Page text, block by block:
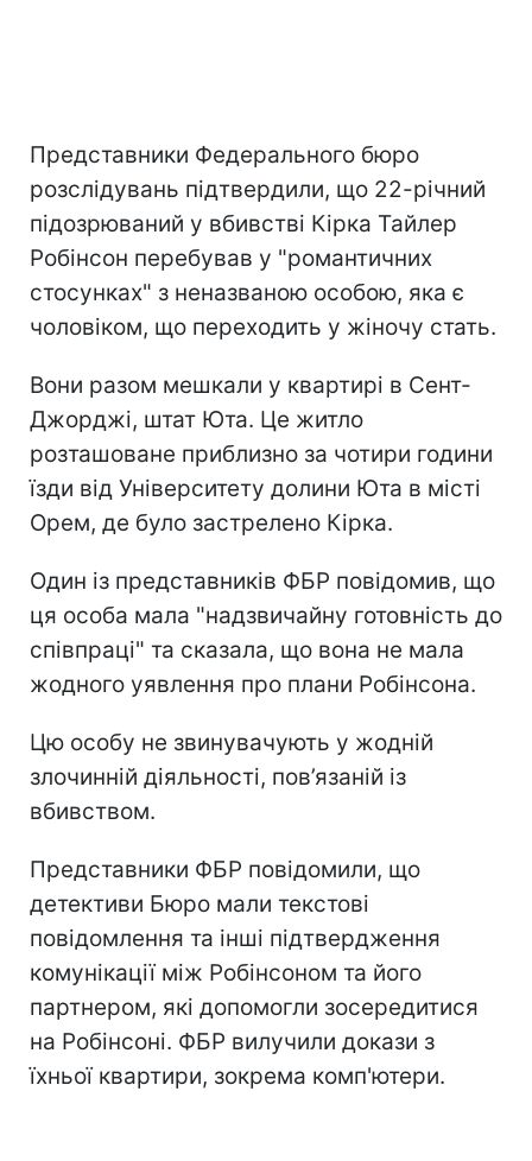
Представники Федерального бюро
розслідувань підтвердили, що 22-річний
підозрюваний у вбивстві Кірка Тайлер
Робінсон перебував у "романтичних
стосунках" з неназваною особою, яка є
чоловіком, що переходить у жіночу стать.
Вони разом мешкали у квартирі в Сент-
Джорджі, штат Юта. Це житло
розташоване приблизно за чотири години
їзди від Університету долини Юта в місті
Орем, де було застрелено Кірка.
Один із представників ФБР повідомив, що
ця особа мала "надзвичайну готовність до
співпраці" та сказала, що вона не мала
жодного уявлення про плани Робінсона.
Цю особу не звинувачують у жодній
злочинній діяльності, пов’язаній із
вбивством.
Представники ФБР повідомили, що
детективи Бюро мали текстові
повідомлення та інші підтвердження
комунікації між Робінсоном та його
партнером, які допомогли зосередитися
на Робінсоні. ФБР вилучили докази з
їхньої квартири, зокрема комп'ютери.